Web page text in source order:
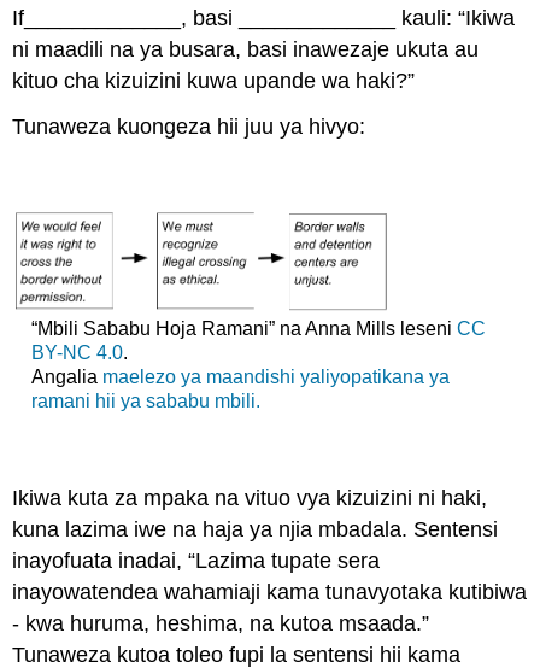
If_____________, basi _____________ kauli: “Ikiwa
ni maadili na ya busara, basi inawezaje ukuta au
kituo cha kizuizini kuwa upande wa haki?”
Tunaweza kuongeza hii juu ya hivyo:
“Mbili Sababu Hoja Ramani” na Anna Mills leseni CC
BY-NC 4.0.
Angalia maelezo ya maandishi yaliyopatikana ya
ramani hii ya sababu mbili.
Ikiwa kuta za mpaka na vituo vya kizuizini ni haki,
kuna lazima iwe na haja ya njia mbadala. Sentensi
inayofuata inadai, “Lazima tupate sera
inayowatendea wahamiaji kama tunavyotaka kutibiwa
- kwa huruma, heshima, na kutoa msaada.”
Tunaweza kutoa toleo fupi la sentensi hii kama